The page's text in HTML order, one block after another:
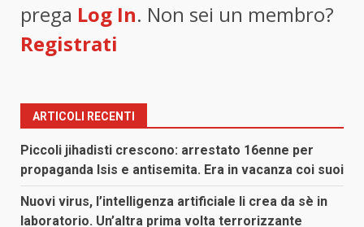
prega Log In. Non sei un membro?
Registrati
ARTICOLI RECENTI
Piccoli jihadisti crescono: arrestato 16enne per
propaganda Isis e antisemita. Era in vacanza coi suoi
Nuovi virus, l’intelligenza artificiale li crea da sè in
laboratorio. Un’altra prima volta terrorizzante